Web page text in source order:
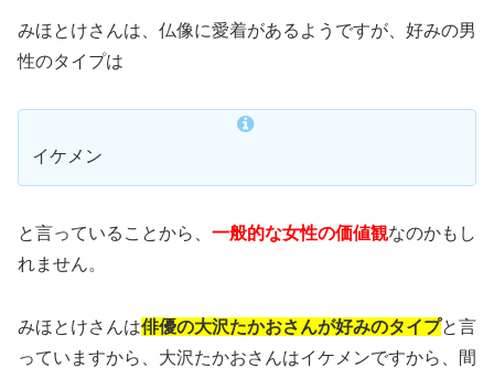
みほとけさんは、仏像に愛着があるようですが、好みの男
性のタイプは
イケメン
と言っていることから、 一般的な女性の価値観なのかもし
れません。
みほとけさんは俳優の大沢たかおさんが好みのタイプと言
っていますから、大沢たかおさんはイケメンですから、間